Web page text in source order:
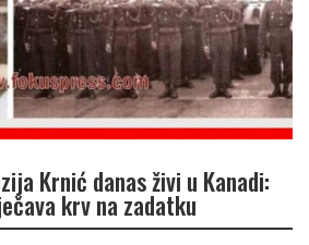
Krnić danas živi u Kanadi:
krv na zadatku